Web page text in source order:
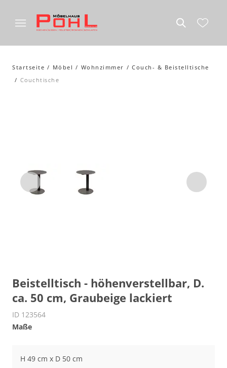
Startseite Möbel Wohnzimmer
Couch- & Beistelltische
Couchtische
Beistelltisch - höhenverstellbar, D.
ca. 50 cm, Graubeige lackiert
ID 123564
Maße
H 49 cm x D 50 cm